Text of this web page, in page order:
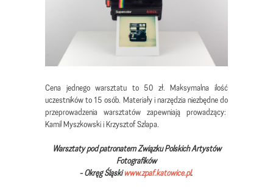
Cena jednego warsztatu to 50 zł. Maksymalna ilość
uczestników to 15 osób. Materiały i narzędzia niezbędne do
przeprowadzenia warsztatów zapewniają prowadzący:
Kamil Myszkowski i Krzysztof Szlapa.
Warsztaty pod patronatem Związku Polskich Artystów
Fotografików
- Okręg Śląskiwww.zpaf.katowice.pl.